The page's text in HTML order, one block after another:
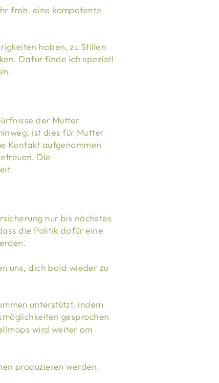
froh, eine kompetente
haben, zu Stillen
Dafür finde ich speziell
der Mutter
ist dies für Mutter
Kontakt aufgenommen
Die
nur bis nächstes
die Politik dafür eine
uns, dich bald wieder zu
unterstützt, indem
gesprochen
wird weiter am
produzieren werden.